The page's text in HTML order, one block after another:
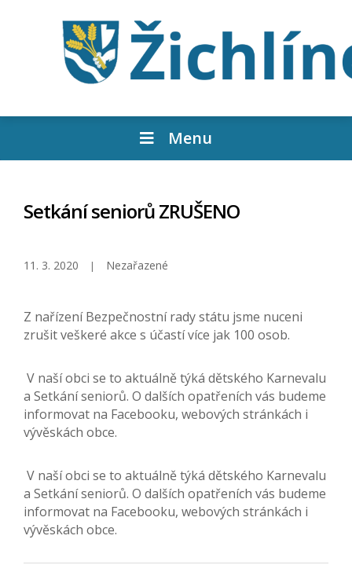
Menu
Setkání seniorů ZRUŠENO
11. 3. 2020 Nezařazené
Z nařízení Bezpečnostní rady státu jsme nuceni
zrušit veškeré akce s účastí více jak 100 osob.
V naší obci se to aktuálně týká dětského Karnevalu
a Setkání seniorů. O dalších opatřeních vás budeme
informovat na Facebooku, webových stránkách i
vývěskách obce.
V naší obci se to aktuálně týká dětského Karnevalu
a Setkání seniorů. O dalších opatřeních vás budeme
informovat na Facebooku, webových stránkách i
vývěskách obce.